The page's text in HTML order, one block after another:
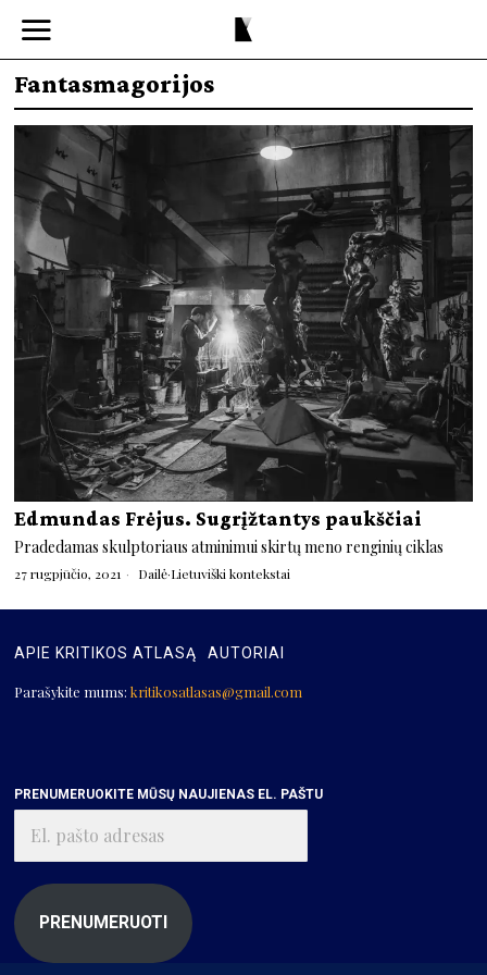
Fantasmagorijos
Edmundas Frėjus. Sugrįžtantys paukščiai
Pradedamas skulptoriaus atminimui skirtų meno renginių ciklas
27 rugpjūčio, 2021 Dailė·Lietuviški kontekstai
APIE KRITIKOS ATLASĄ AUTORIAI
Parašykite mums:kritikosatlasas@gmail.com
PRENUMERUOKITE MŪSŲ NAUJIENAS EL. PAŠTU
pašto
adresas
PRENUMERUOTI